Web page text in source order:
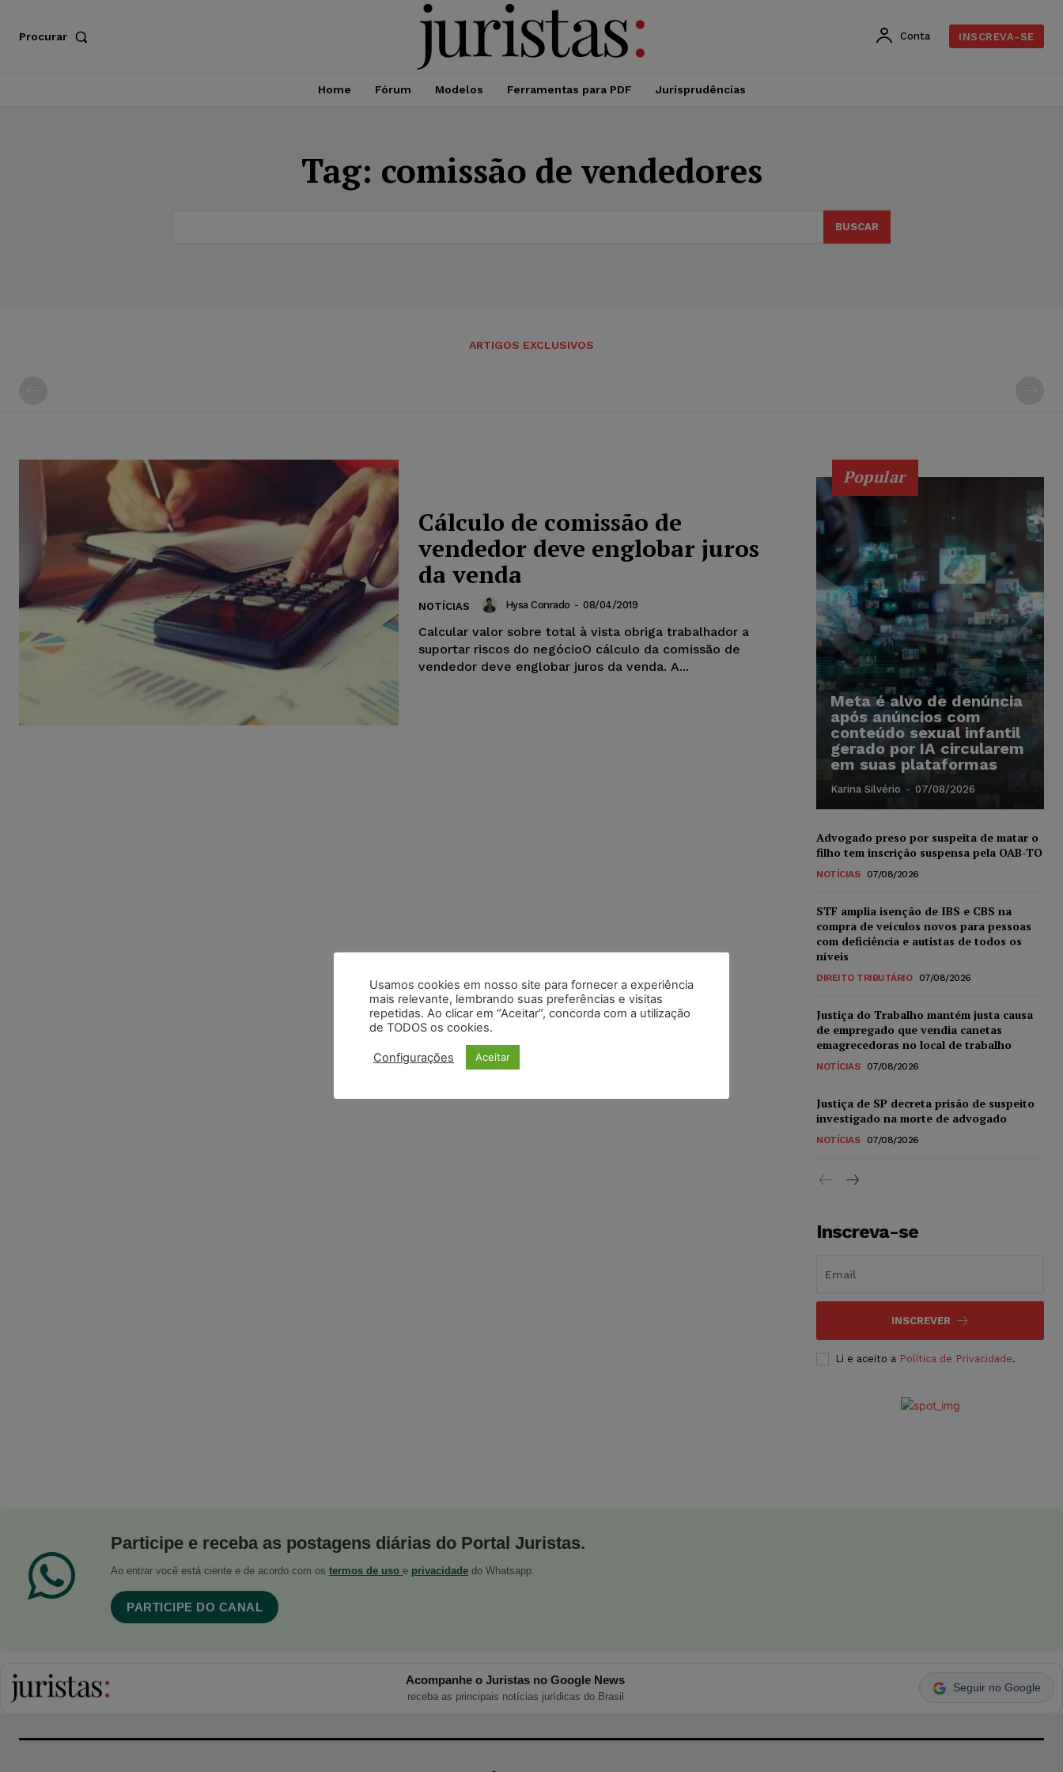
Procurar Conta INSCREVA-SE
Home Fórum Modelos Ferramentas para PDF Jurisprudências
Tag: comissão de vendedores
BUSCAR
ARTIGOS EXCLUSIVOS
Cálculo de comissão de
vendedor deve englobar juros
da venda
NOTÍCIAS Hysa Conrado - 08/04/2019
Calcular valor sobre total à vista obriga trabalhador a
suportar riscos do negócioO cálculo da comissão de
vendedor deve englobar juros da venda. A...
Popular
Meta é alvo de denúncia
após anúncios com
conteúdo sexual infantil
gerado por IA circularem
em suas plataformas
Karina Silvério - 07/08/2026
Advogado preso por suspeita de matar o
filho tem inscrição suspensa pela OAB-TO
NOTÍCIAS 07/08/2026
STF amplia isenção de IBS e CBS na
compra de veículos novos para pessoas
com deficiência e autistas de todos os
níveis
DIREITO TRIBUTÁRIO 07/08/2026
Justiça do Trabalho mantém justa causa
de empregado que vendia canetas
emagrecedoras no local de trabalho
NOTÍCIAS 07/08/2026
Justiça de SP decreta prisão de suspeito
investigado na morte de advogado
NOTÍCIAS 07/08/2026
Inscreva-se
INSCREVER
Li e aceito a Política de Privacidade.
Participe e receba as postagens diárias do Portal Juristas.
Ao entrar você está ciente e de acordo com os termos de uso e privacidade do Whatsapp.
PARTICIPE DO CANAL
Acompanhe o Juristas no Google News
receba as principais notícias jurídicas do Brasil
Seguir no Google
Usamos cookies em nosso site para fornecer a experiência
mais relevante, lembrando suas preferências e visitas
repetidas. Ao clicar em “Aceitar”, concorda com a utilização
de TODOS os cookies.
Configurações Aceitar